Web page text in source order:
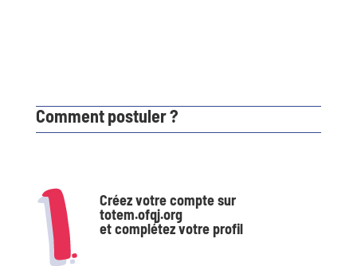
Comment postuler ?
Créez votre compte sur
totem.ofqj.org
et complétez votre profil